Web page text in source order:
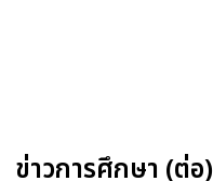
ข่าวการศึกษา (ต่อ)